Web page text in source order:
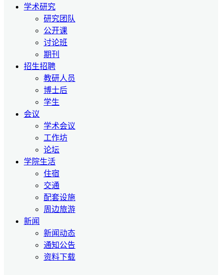
学术研究
研究团队
公开课
讨论班
期刊
招生招聘
教研人员
博士后
学生
会议
学术会议
工作坊
论坛
学院生活
住宿
交通
配套设施
周边旅游
新闻
新闻动态
通知公告
资料下载